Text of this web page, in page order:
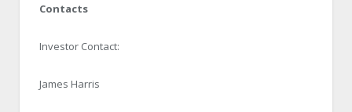
Contacts
Investor Contact:
James Harris